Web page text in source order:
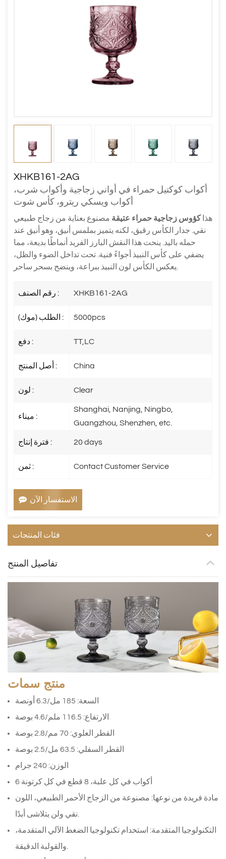
XHKB161-2AG
أكواب كوكتيل حمراء في أواني زجاجية وأكواب شرب،
أكواب ويسكي ريترو، كأس شوت
هذا كؤوس زجاجية حمراء عتيقة مصنوع بعناية من زجاج طبيعي
نقي. جدار الكأس رقيق، لكنه يتميز بملمس أنيق، وهو أنيق عند
حمله باليد. ينحت هذا النقش البارز الفريد أنماطًا بديعة، مما
يضفي على كأس النبيذ أجواءً فنية. تحت تداخل الضوء والظل،
يعكس الكأس لون النبيذ ببراعة، وينضح بسحر ساحر.
رقم الصنف : XHKB161-2AG
الطلب (موك) : 5000pcs
دفع : TT,LC
أصل المنتج : China
لون : Clear
ميناء :
Shanghai, Nanjing, Ningbo,
Guangzhou, Shenzhen, etc.
فترة إنتاج : 20 days
ثمن : Contact Customer Service
الاستفسار الآن
فئات المنتجات
تفاصيل المنتج
منتج سمات
السعة: 185 مل/6.3 أونصة
الارتفاع: 116.5 ملم/4.6 بوصة
القطر العلوي: 70 مم/2.8 بوصة
القطر السفلي: 63.5 مل/2.5 بوصة
الوزن: 240 جرام
6 أكواب في كل علبة، 8 قطع في كل كرتونة
مادة فريدة من نوعها: مصنوعة من الزجاج الأحمر الطبيعي، اللون
التكنولوجيا المتقدمة: استخدام تكنولوجيا الضغط الآلي المتقدمة،